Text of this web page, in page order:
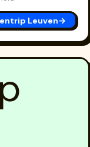
Leuven→